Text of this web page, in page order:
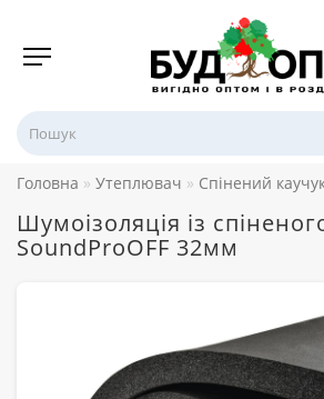
Головна Утеплювач Спінений
Шумоізоляція із
SoundProOFF 32мм